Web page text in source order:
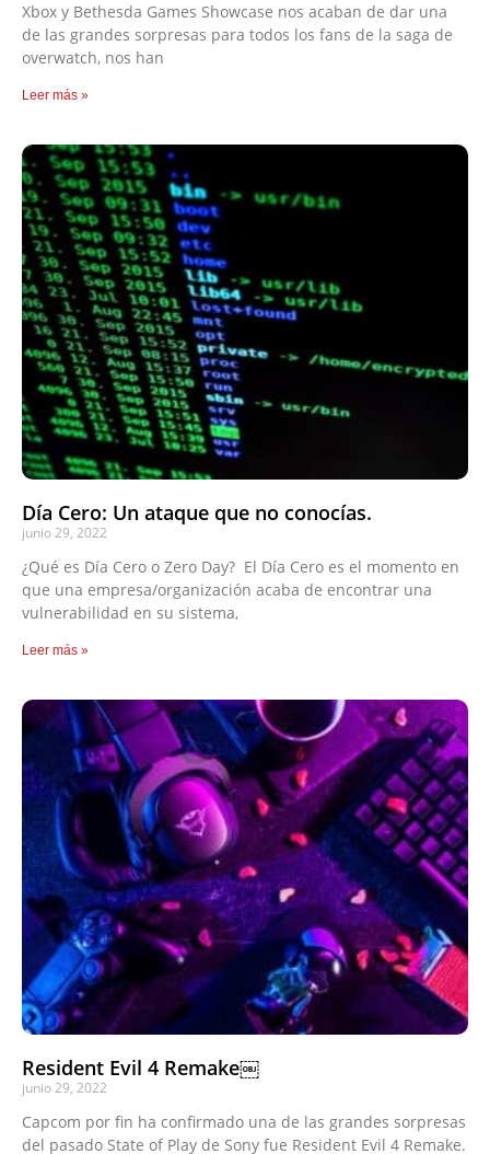
Xbox y Bethesda Games Showcase nos acaban de dar una
de las grandes sorpresas para todos los fans de la saga de
overwatch, nos han
Leer más »
Día Cero: Un ataque que no conocías.
junio 29, 2022
¿Qué es Día Cero o Zero Day? El Día Cero es el momento en
que una empresa/organización acaba de encontrar una
vulnerabilidad en su sistema,
Leer más »
Resident Evil 4 Remake￼
junio 29, 2022
Capcom por fin ha confirmado una de las grandes sorpresas
del pasado State of Play de Sony fue Resident Evil 4 Remake.